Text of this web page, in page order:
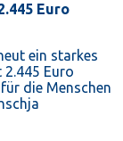
Euro
ein starkes
Euro
die Menschen